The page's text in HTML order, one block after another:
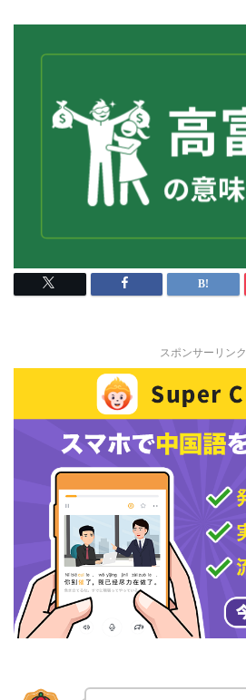
スポンサーリンク